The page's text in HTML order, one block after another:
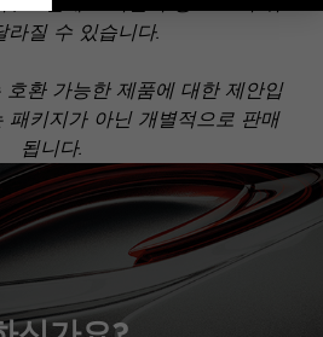
라질 수 있습니다.
환 가능한 제품에 대한 제안입
패키지가 아닌 개별적으로 판매
됩니다.